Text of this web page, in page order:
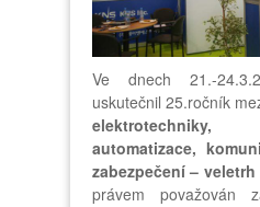
Ve dnech 21.-
uskutečnil 25.ročník
automatizace,
zabezpečení – veletrh
právem považován